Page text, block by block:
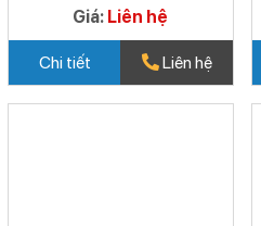
Giá: Liên hệ
Chi tiết Liên hệ